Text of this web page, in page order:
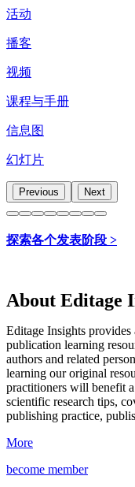
活动
播客
视频
课程与手册
信息图
幻灯片
Previous Next
探索各个发表阶段 >
About Editage
Editage Insights provides
publication learning
authors and related
learning our original
practitioners will benefit
scientific research tips,
publishing practice,
More
become member